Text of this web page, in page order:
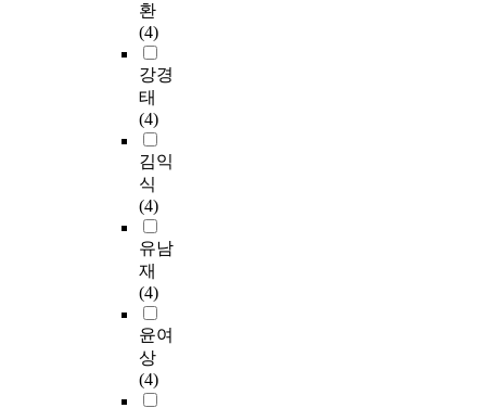
환
(4)
강경
태
(4)
김익
식
(4)
유남
재
(4)
윤여
상
(4)